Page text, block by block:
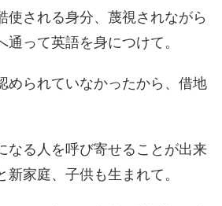
使される身分、蔑視されながら
通って英語を身につけて。
められていなかったから、借地
なる人を呼び寄せることが出来
家庭、子供も生まれて。